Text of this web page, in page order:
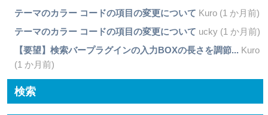
テーマのカラー コードの項目の変更について Kuro (1 か月前)
テーマのカラー コードの項目の変更について ucky (1 か月前)
【要望】検索バープラグインの入力BOXの長さを調節... Kuro
(1 か月前)
検索